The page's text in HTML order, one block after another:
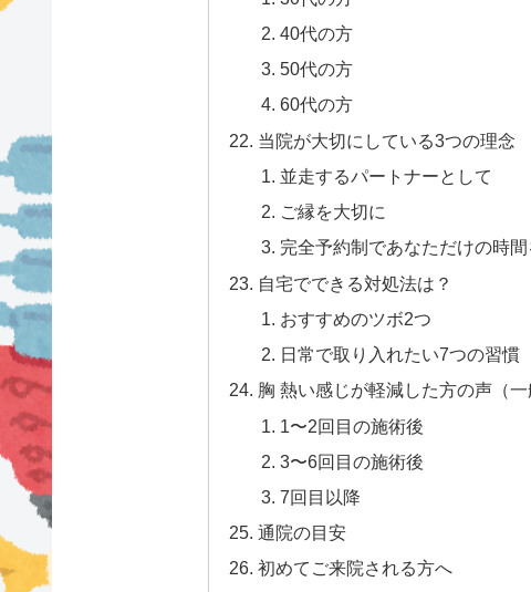
40代の方
50代の方
60代の方
当院が大切にしている3つの理念
並走するパートナーとして
ご縁を大切に
完全予約制であなただけの時間
自宅でできる対処法は？
おすすめのツボ2つ
日常で取り入れたい7つの習慣
胸 熱い感じが軽減した方の声（一
1〜2回目の施術後
3〜6回目の施術後
7回目以降
通院の目安
初めてご来院される方へ